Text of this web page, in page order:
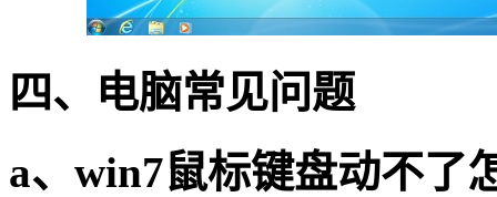
四、电脑常见问题
a、 win7鼠标键盘动不了